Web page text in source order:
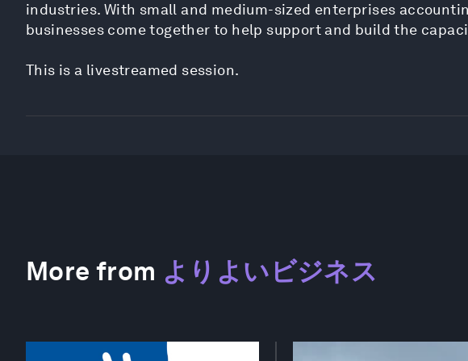
industries. With small and medium-sized enterprises
businesses come together to help support and build the
This is a livestreamed session.
More from よりよいビジネス